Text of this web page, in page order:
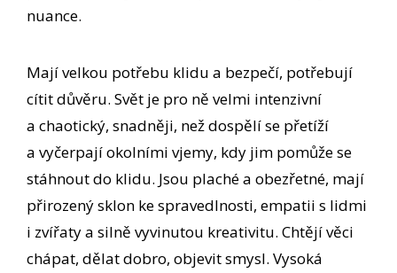
nuance.
Mají velkou potřebu klidu a bezpečí, potřebují
cítit důvěru. Svět je pro ně velmi intenzivní
a chaotický, snadněji, než dospělí se přetíží
a vyčerpají okolními vjemy, kdy jim pomůže se
stáhnout do klidu. Jsou plaché a obezřetné, mají
přirozený sklon ke spravedlnosti, empatii s lidmi
i zvířaty a silně vyvinutou kreativitu. Chtějí věci
chápat, dělat dobro, objevit smysl. Vysoká